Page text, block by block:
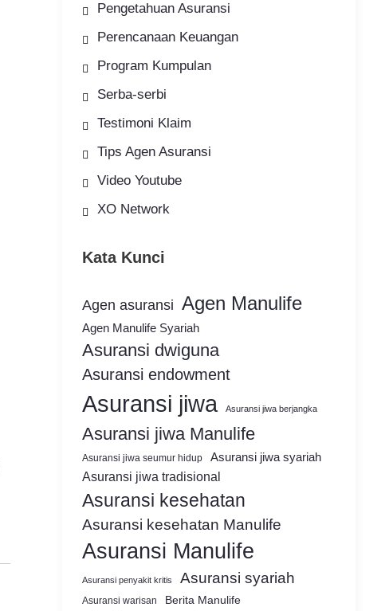
Pengetahuan Asuransi
Perencanaan Keuangan
Program Kumpulan
Serba-serbi
Testimoni Klaim
Tips Agen Asuransi
Video Youtube
XO Network
Kata Kunci
Agen asuransi Agen Manulife
Agen Manulife Syariah
Asuransi dwiguna
Asuransi endowment
Asuransi jiwa Asuransi jiwa berjangka
Asuransi jiwa Manulife
Asuransi jiwa seumur hidup Asuransi jiwa syariah
Asuransi jiwa tradisional
Asuransi kesehatan
Asuransi kesehatan Manulife
Asuransi Manulife
Asuransi penyakit kritis Asuransi syariah
Asuransi warisan Berita Manulife